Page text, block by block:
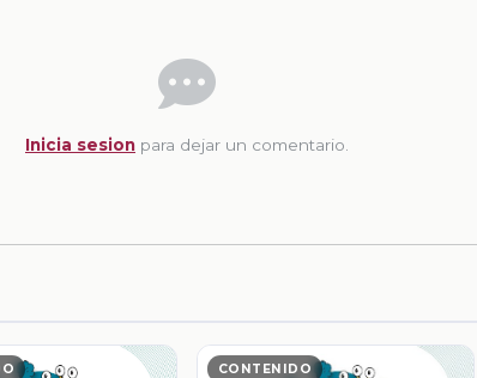
Inicia sesion para dejar un comentario.
CONTENIDO